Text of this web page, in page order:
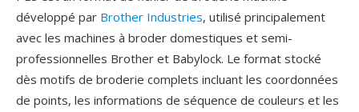
développé par Brother Industries, utilisé principalement
avec les machines à broder domestiques et semi-
professionnelles Brother et Babylock. Le format stocké
dès motifs de broderie complets incluant les coordonnées
de points, les informations de séquence de couleurs et les